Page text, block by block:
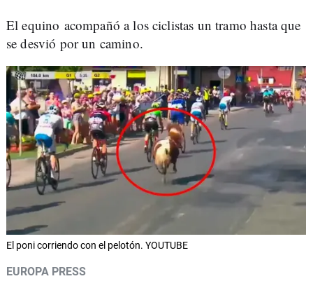
El equino acompañó a los ciclistas un tramo hasta que
se desvió por un camino.
El poni corriendo con el pelotón. YOUTUBE
EUROPA PRESS